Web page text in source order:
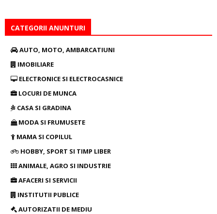
CATEGORII ANUNTURI
AUTO, MOTO, AMBARCATIUNI
IMOBILIARE
ELECTRONICE SI ELECTROCASNICE
LOCURI DE MUNCA
CASA SI GRADINA
MODA SI FRUMUSETE
MAMA SI COPILUL
HOBBY, SPORT SI TIMP LIBER
ANIMALE, AGRO SI INDUSTRIE
AFACERI SI SERVICII
INSTITUTII PUBLICE
AUTORIZATII DE MEDIU